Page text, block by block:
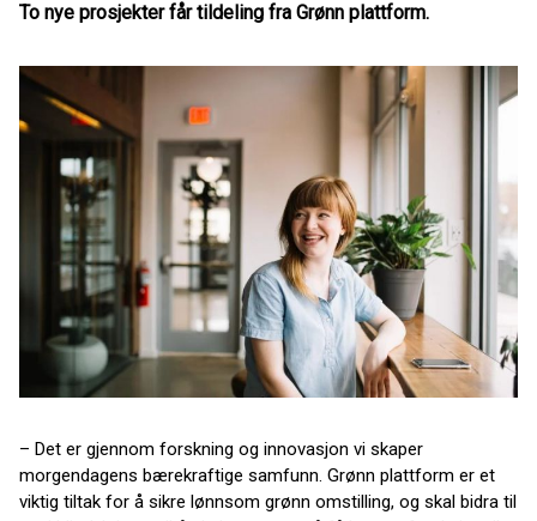
To nye prosjekter får tildeling fra Grønn plattform.
– Det er gjennom forskning og innovasjon vi skaper
morgendagens bærekraftige samfunn. Grønn plattform er et
viktig tiltak for å sikre lønnsom grønn omstilling, og skal bidra til